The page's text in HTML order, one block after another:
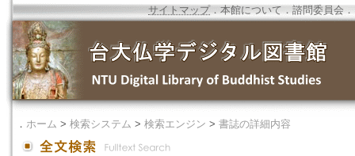
サイトマップ．本館について ． 諮問委員会 ．
． ホーム > 検索システム > 検索エンジン > 書誌の詳細内容